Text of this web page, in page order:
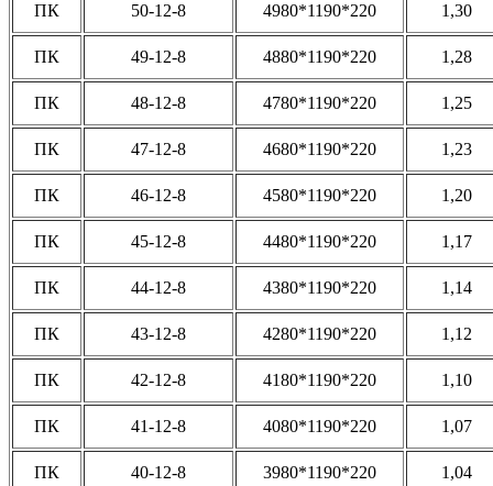
ПК 50-12-8 4980*1190*220 1,30
ПК 49-12-8 4880*1190*220 1,28
ПК 48-12-8 4780*1190*220 1,25
ПК 47-12-8 4680*1190*220 1,23
ПК 46-12-8 4580*1190*220 1,20
ПК 45-12-8 4480*1190*220 1,17
ПК 44-12-8 4380*1190*220 1,14
ПК 43-12-8 4280*1190*220 1,12
ПК 42-12-8 4180*1190*220 1,10
ПК 41-12-8 4080*1190*220 1,07
ПК 40-12-8 3980*1190*220 1,04